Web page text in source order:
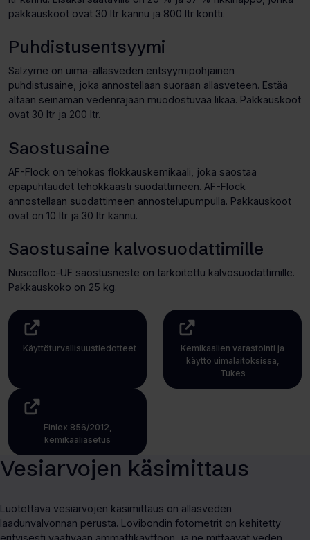
pakkauskoot ovat 30 ltr kannu ja 800 ltr kontti.
Puhdistusentsyymi
Salzyme on uima-allasveden entsyymipohjainen
puhdistusaine, joka annostellaan suoraan allasveteen. Estää
altaan seinämän vedenrajaan muodostuvaa likaa. Pakkauskoot
ovat 30 ltr ja 200 ltr.
Saostusaine
AF-Flock on tehokas flokkauskemikaali, joka saostaa
epäpuhtaudet tehokkaasti suodattimeen. AF-Flock
annostellaan suodattimeen annostelupumpulla. Pakkauskoot
ovat on 10 ltr ja 30 ltr kannu.
Saostusaine kalvosuodattimille
Nüscofloc-UF saostusneste on tarkoitettu kalvosuodattimille.
Pakkauskoko on 25 kg.
Käyttöturvallisuustiedotteet
Kemikaalien varastointi ja
käyttö uimalaitoksissa,
Tukes
(Avaa
Finlex 856/2012,
kemikaaliasetus
(Avaa
uuden
Vesiarvojen käsimittaus
Luotettava vesiarvojen käsimittaus on allasveden
laadunvalvonnan perusta. Lovibondin fotometrit on kehitetty
erityisesti vaativaan ammattikäyttöön, ja ne mittaavat veden